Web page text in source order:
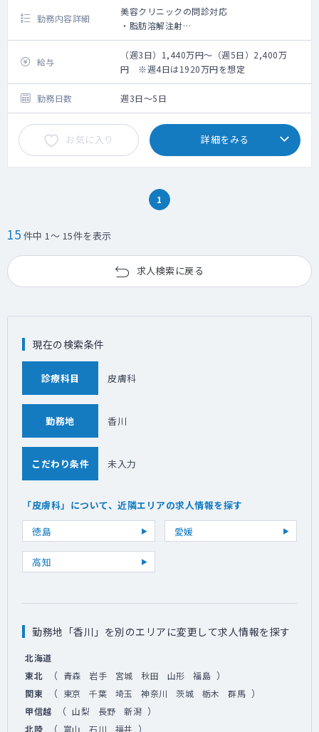
勤務内容詳細
美容クリニックの問診対応
・脂肪溶解注射
・陰茎注射
給与
（週3日）1,440万円～（週5日）2,400万
円 ※週4日は1920万円を想定
勤務日数 週3日～5日
お気に入り 詳細をみる
1
15 件中 1～ 15件を表示
求人検索に戻る
現在の検索条件
診療科目 皮膚科
勤務地 香川
こだわり条件 未入力
「皮膚科」について、近隣エリアの求人情報を探す
徳島
愛媛
高知
勤務地「香川」を別のエリアに変更して求人情報を探す
北海道
東北
（ 青森 岩手 宮城 秋田 山形 福島 ）
関東 （ 東京 千葉 埼玉 神奈川 茨城 栃木 群馬 ）
甲信越 （ 山梨 長野 新潟 ）
北陸 （ 富山 石川 福井 ）